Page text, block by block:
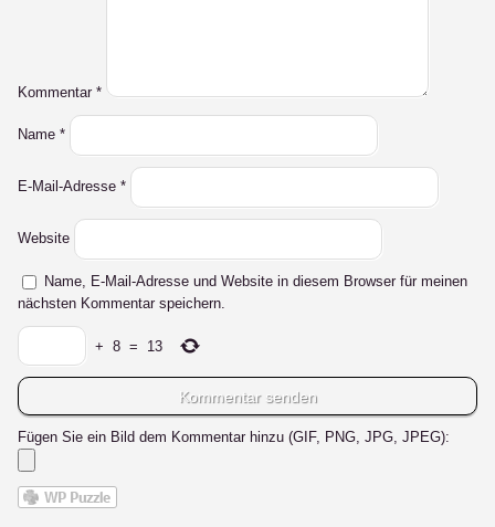
Kommentar *
Name *
E-Mail-Adresse *
Website
Name, E-Mail-Adresse und Website in diesem Browser für meinen
nächsten Kommentar speichern.
+ 8 = 13
Fügen Sie ein Bild dem Kommentar hinzu (GIF, PNG, JPG, JPEG):